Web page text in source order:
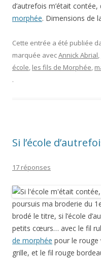
d’autrefois m’était contée,
morphée. Dimensions de
Cette entrée a été publiée
marquée avecAnnick Abrial,
école, les fils de Morphée,
.
Si l’école
17 réponses
poursuis ma broderie du
brodé le titre, si l’école
petits cœurs… avec le fil
de morphée pour le rouge
grille, et le fil rouge